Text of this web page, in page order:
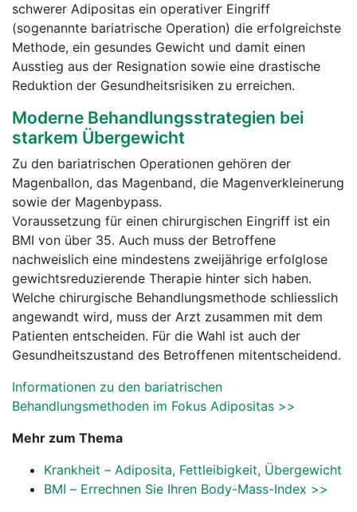
schwerer Adipositas ein operativer Eingriff
(sogenannte bariatrische Operation) die erfolgreichste
Methode, ein gesundes Gewicht und damit einen
Ausstieg aus der Resignation sowie eine drastische
Reduktion der Gesundheitsrisiken zu erreichen.
Moderne Behandlungsstrategien bei
starkem Übergewicht
Zu den bariatrischen Operationen gehören der
Magenballon, das Magenband, die Magenverkleinerung
sowie der Magenbypass.
Voraussetzung für einen chirurgischen Eingriff ist ein
BMI von über 35. Auch muss der Betroffene
nachweislich eine mindestens zweijährige erfolglose
gewichtsreduzierende Therapie hinter sich haben.
Welche chirurgische Behandlungsmethode schliesslich
angewandt wird, muss der Arzt zusammen mit dem
Patienten entscheiden. Für die Wahl ist auch der
Gesundheitszustand des Betroffenen mitentscheidend.
Informationen zu den bariatrischen
Behandlungsmethoden im Fokus Adipositas >>
Mehr zum Thema
Krankheit – Adiposita, Fettleibigkeit, Übergewicht
BMI – Errechnen Sie Ihren Body-Mass-Index >>